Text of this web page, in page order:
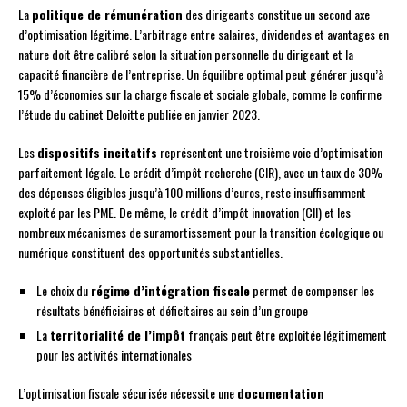
Lapolitique de rémunération des dirigeants constitue un second axe
d’optimisation légitime. L’arbitrage entre salaires, dividendes et avantages en
nature doit être calibré selon la situation personnelle du dirigeant et la
capacité financière de l’entreprise. Un équilibre optimal peut générer jusqu’à
15% d’économies sur la charge fiscale et sociale globale, comme le confirme
l’étude du cabinet Deloitte publiée en janvier 2023.
Lesdispositifs incitatifs représentent une troisième voie d’optimisation
parfaitement légale. Le crédit d’impôt recherche (CIR), avec un taux de 30%
des dépenses éligibles jusqu’à 100 millions d’euros, reste insuffisamment
exploité par les PME. De même, le crédit d’impôt innovation (CII) et les
nombreux mécanismes de suramortissement pour la transition écologique ou
numérique constituent des opportunités substantielles.
Le choix durégime d’intégration fiscalepermet de compenser les
résultats bénéficiaires et déficitaires au sein d’un groupe
Laterritorialité de l’impôt français peut être exploitée légitimement
pour les activités internationales
L’optimisation fiscale sécurisée nécessite unedocumentation